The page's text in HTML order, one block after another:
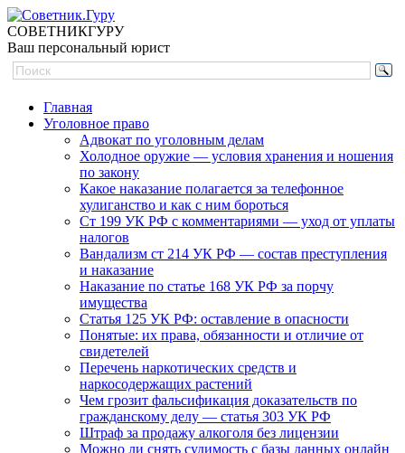
СОВЕТНИКГУРУ
Ваш персональный юрист
Главная
Уголовное право
Адвокат по уголовным делам
Холодное оружие — условия хранения и ношения
по закону
Какое наказание полагается за телефонное
хулиганство и как с ним бороться
Ст 199 УК РФ с комментариями — уход от уплаты
налогов
Вандализм ст 214 УК РФ — состав преступления
и наказание
Наказание по статье 168 УК РФ за порчу
имущества
Статья 125 УК РФ: оставление в опасности
Понятые: их права, обязанности и отличие от
свидетелей
Перечень наркотических средств и
наркосодержащих растений
Чем грозит фальсификация доказательств по
гражданскому делу — статья 303 УК РФ
Штраф за продажу алкоголя без лицензии
Можно ли снять судимость с базы данных онлайн